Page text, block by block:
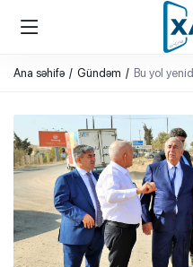
XALQ.ONLINE
ONLAYN PLATFORMA
Ana səhifə Gündəm Bu yol